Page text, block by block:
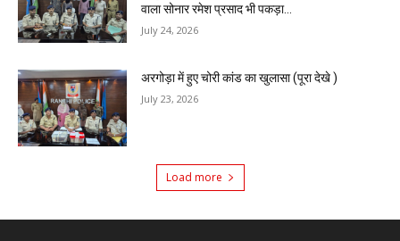
वाला सोनार रमेश प्रसाद भी पकड़ा...
July 24, 2026
अरगोड़ा में हुए चोरी कांड का खुलासा (पूरा देखे )
July 23, 2026
Load more